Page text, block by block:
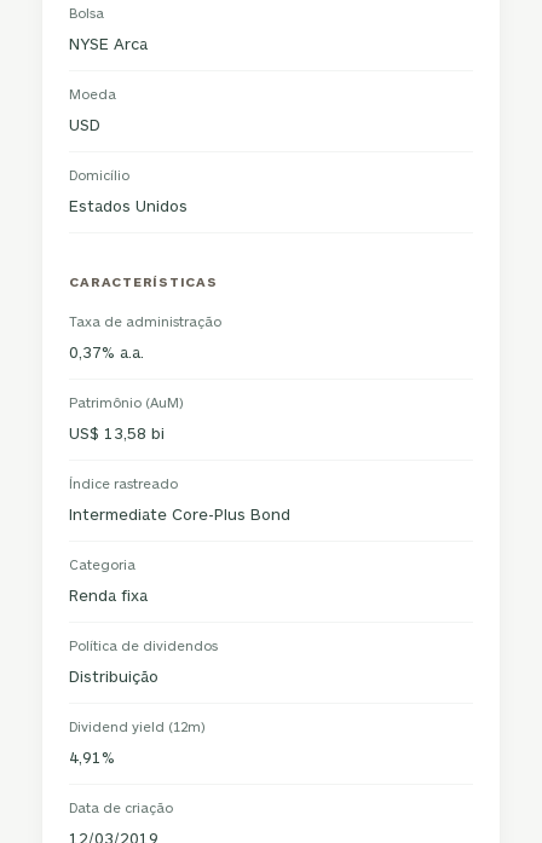
Bolsa
NYSE Arca
Moeda
USD
Domicílio
Estados Unidos
CARACTERÍSTICAS
Taxa de administração
0,37% a.a.
Patrimônio (AuM)
US$ 13,58 bi
Índice rastreado
Intermediate Core-Plus Bond
Categoria
Renda fixa
Política de dividendos
Distribuição
Dividend yield (12m)
4,91%
Data de criação
12/03/2019